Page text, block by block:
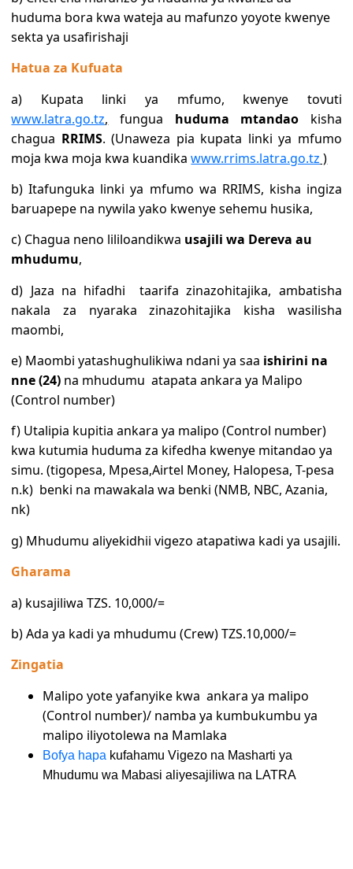
huduma bora kwa wateja au mafunzo yoyote kwenye
sekta ya usafirishaji
Hatua za Kufuata
a) Kupata linki ya mfumo, kwenye tovuti
www.latra.go.tz, fungua huduma mtandao kisha
chagua RRIMS. (Unaweza pia kupata linki ya mfumo
moja kwa moja kwa kuandikawww.rrims.latra.go.tz )
b) Itafunguka linki ya mfumo wa RRIMS, kisha ingiza
baruapepe na nywila yako kwenye sehemu husika,
c) Chagua neno lililoandikwa usajili wa Dereva au
mhudumu,
d) Jaza na hifadhi taarifa zinazohitajika, ambatisha
nakala za nyaraka zinazohitajika kisha wasilisha
maombi,
e) Maombi yatashughulikiwa ndani ya saa ishirini na
nne (24) na mhudumu atapata ankara ya Malipo
(Control number)
f) Utalipia kupitia ankara ya malipo (Control number)
kwa kutumia huduma za kifedha kwenye mitandao ya
simu. (tigopesa, Mpesa,Airtel Money, Halopesa, T-pesa
n.k) benki na mawakala wa benki (NMB, NBC, Azania,
nk)
g) Mhudumu aliyekidhii vigezo atapatiwa kadi ya usajili.
Gharama
a) kusajiliwa TZS. 10,000/=
b) Ada ya kadi ya mhudumu (Crew) TZS.10,000/=
Zingatia
Malipo yote yafanyike kwaankara ya malipo
(Control number)/ namba ya kumbukumbu ya
malipo iliyotolewa na Mamlaka
Bofya hapa kufahamu Vigezo na Masharti ya
Mhudumu wa Mabasi aliyesajiliwa na LATRA